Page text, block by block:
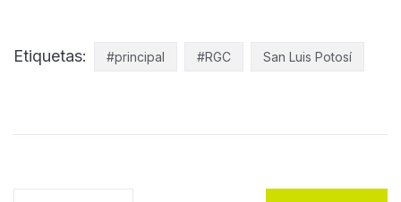
Etiquetas: #principal #RGC San Luis Potosí